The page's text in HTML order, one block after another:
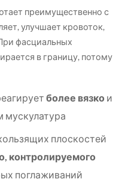
преимущественно с
улучшает кровоток,
фасциальных
в границу, потому
более вязко и
мускулатура
плоскостей
контролируемого
поглаживаний